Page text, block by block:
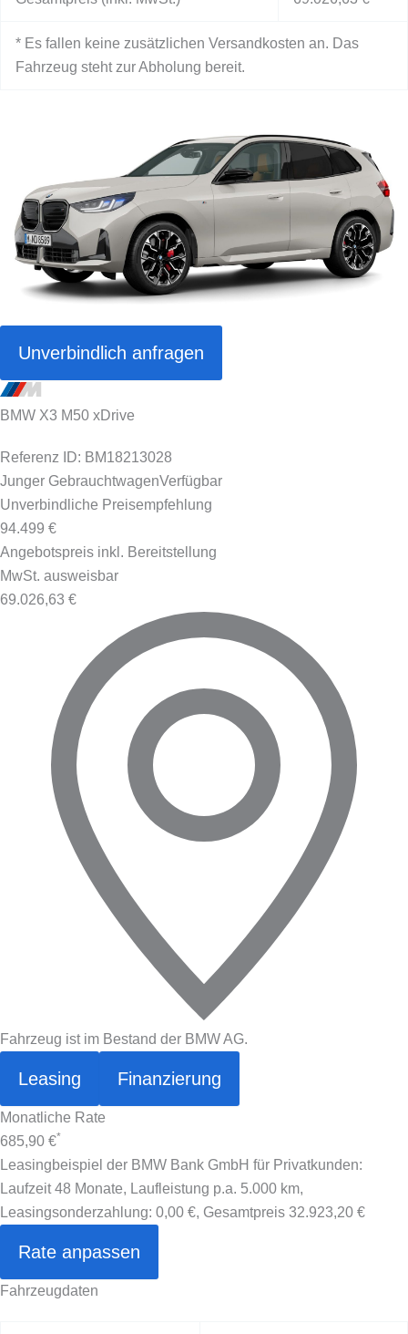
* Es fallen keine zusätzlichen Versandkosten an. Das
Fahrzeug steht zur Abholung bereit.
Unverbindlich anfragen
BMW X3 M50 xDrive
Referenz ID: BM18213028
Junger GebrauchtwagenVerfügbar
Unverbindliche Preisempfehlung
94.499 €
Angebotspreis inkl. Bereitstellung
MwSt. ausweisbar
69.026,63 €
Fahrzeug ist im Bestand der BMW AG.
Leasing Finanzierung
Monatliche Rate
685,90 €*
Leasingbeispiel der BMW Bank GmbH für Privatkunden:
Laufzeit 48 Monate, Laufleistung p.a. 5.000 km,
Leasingsonderzahlung: 0,00 €, Gesamtpreis 32.923,20 €
Rate anpassen
Fahrzeugdaten